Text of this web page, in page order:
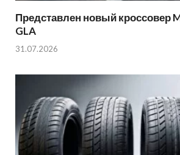
Представлен новый кроссовер
GLA
31.07.2026